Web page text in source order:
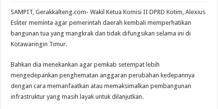
SAMPIT, Gerakkalteng.com- Wakil Ketua Komisi II DPRD Kotim, Alexius
Esliter meminta agar pemerintah daerah kembali memperhatikan
bangunan tua yang mangkrak dan tidak difungsikan selama ini di
Kotawaringin Timur.
Bahkan dia menekankan agar pemkab setempat lebih
mengedepankan penghematan anggaran perubahan kedepannya
dengan cara memanfaatkan atau memaksimalkan pembangunan
infrastruktur yang masih layak untuk dilanjutkan.